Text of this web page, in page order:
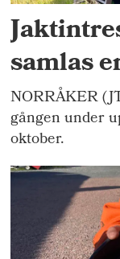
samlas
NORRÅKER
gången under
oktober.